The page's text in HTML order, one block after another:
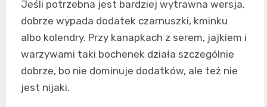
Jeśli potrzebna jest bardziej wytrawna wersja,
dobrze wypada dodatek czarnuszki, kminku
albo kolendry. Przy kanapkach z serem, jajkiem i
warzywami taki bochenek działa szczególnie
dobrze, bo nie dominuje dodatków, ale też nie
jest nijaki.